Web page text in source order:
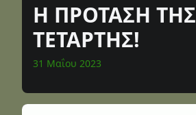
Η ΠΡΟΤΑΣΗ ΤΗΣ
ΤΕΤΑΡΤΗΣ!
31 Μαΐου 2023